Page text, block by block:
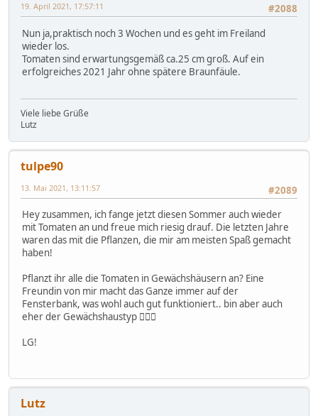
#2088
19. April 2021, 17:57:11
Nun ja,praktisch noch 3 Wochen und es geht im Freiland
wieder los.
Tomaten sind erwartungsgemäß ca.25 cm groß. Auf ein
erfolgreiches 2021 Jahr ohne spätere Braunfäule.
Viele liebe Grüße
Lutz
tulpe90
#2089
13. Mai 2021, 13:11:57
Hey zusammen, ich fange jetzt diesen Sommer auch wieder
mit Tomaten an und freue mich riesig drauf. Die letzten Jahre
waren das mit die Pflanzen, die mir am meisten Spaß gemacht
haben!
Pflanzt ihr alle die Tomaten in Gewächshäusern an? Eine
Freundin von mir macht das Ganze immer auf der
Fensterbank, was wohl auch gut funktioniert.. bin aber auch
eher der Gewächshaustyp 🤷🏽‍♂️
LG!
Lutz